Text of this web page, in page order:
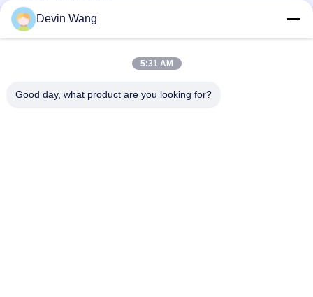
अस्थायी तार बाड़
Devin Wang
5:31 AM
Good day, what product are you looking for?